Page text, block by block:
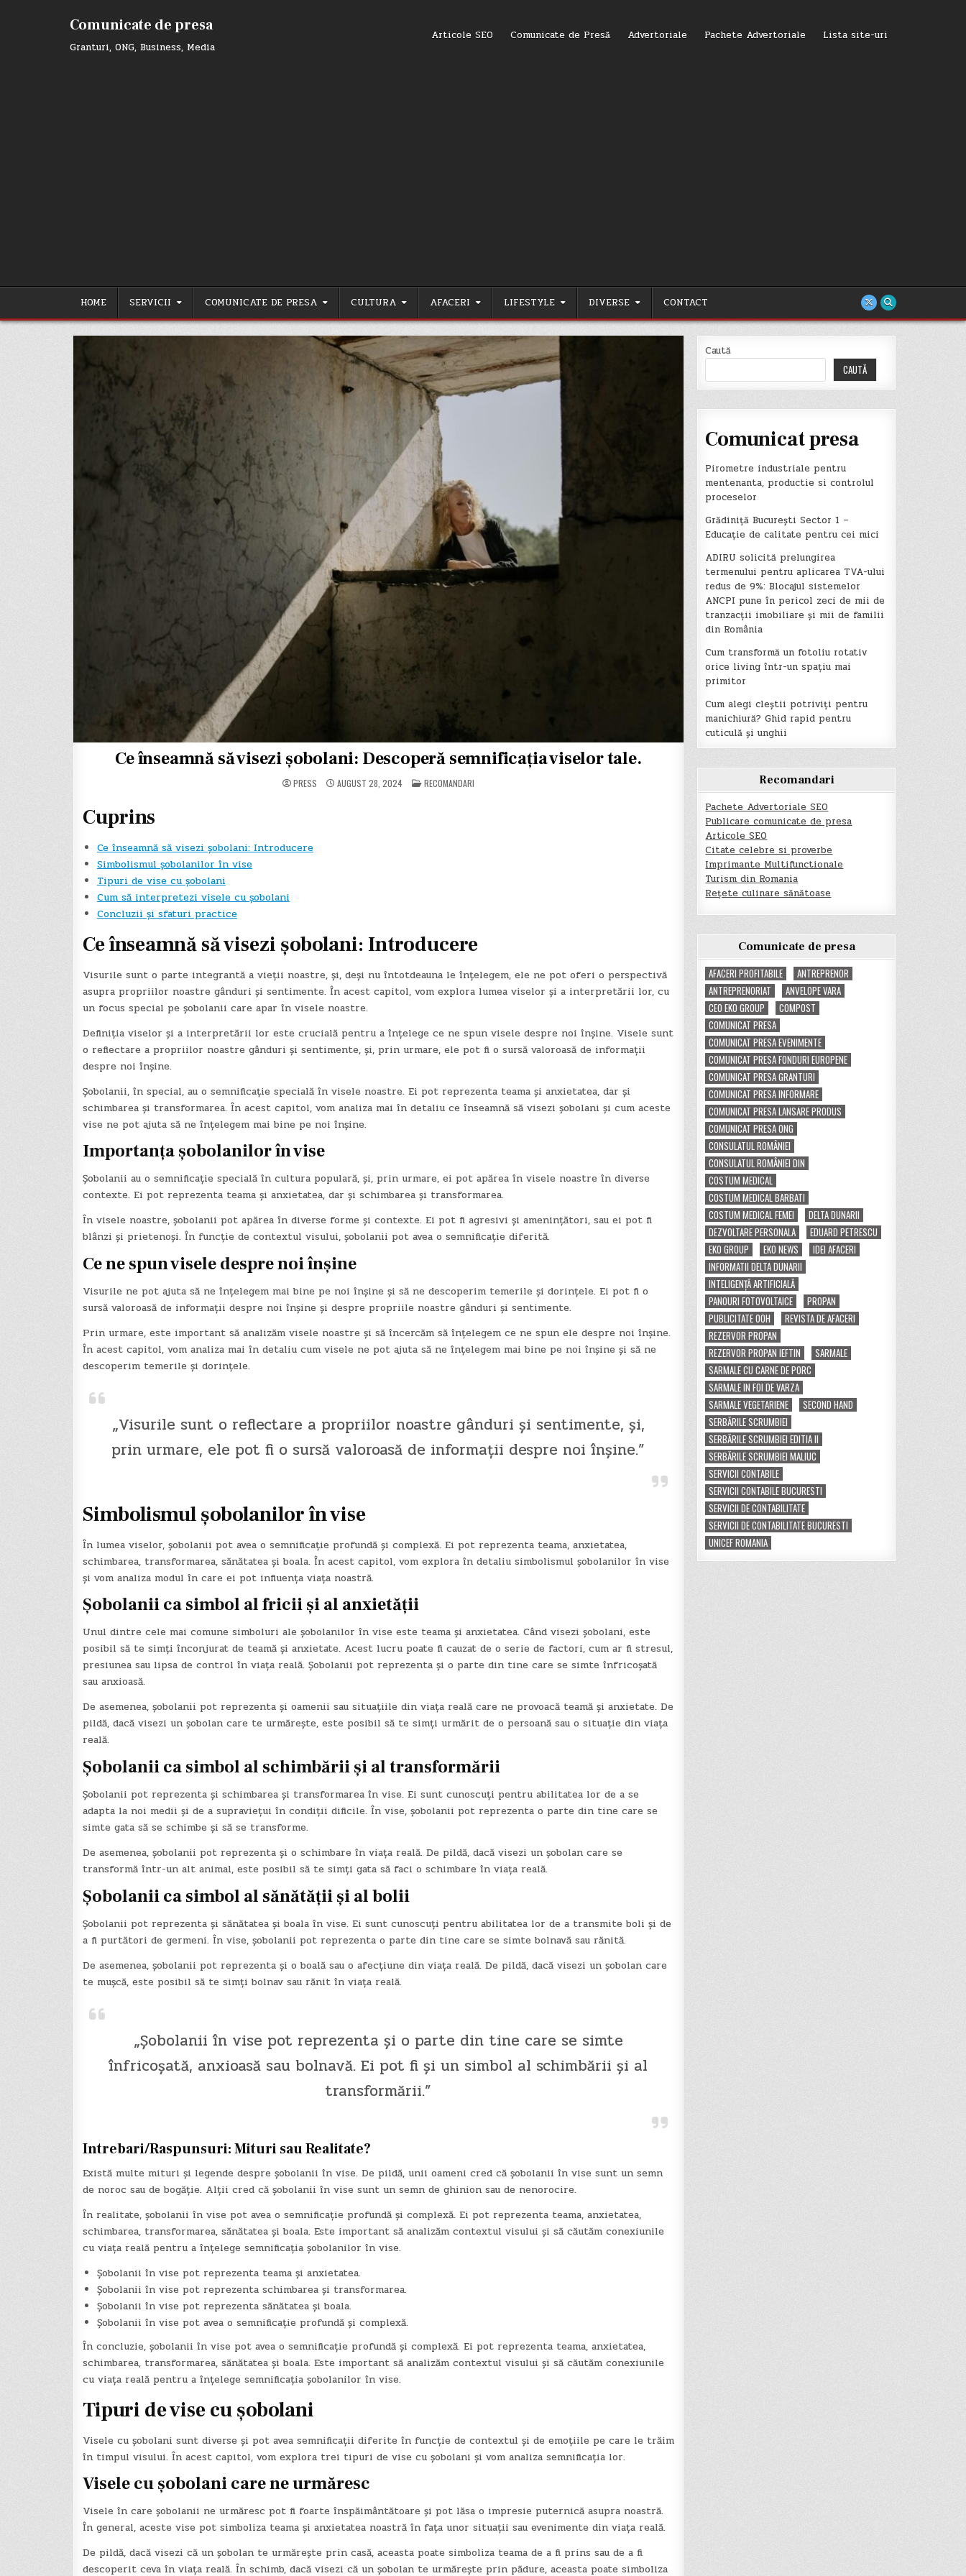
Comunicate de presa
Granturi, ONG, Business, Media
Articole SEO Comunicate de Presă Advertoriale Pachete Advertoriale Lista site-uri
HOME SERVICII COMUNICATE DE PRESA CULTURA AFACERI LIFESTYLE DIVERSE CONTACT
Ce înseamnă să visezi șobolani: Descoperă semnificația viselor tale.
PRESS AUGUST 28, 2024 POSTED
IN
RECOMANDARI
Cuprins
Ce înseamnă să visezi șobolani: Introducere
Simbolismul șobolanilor în vise
Tipuri de vise cu șobolani
Cum să interpretezi visele cu șobolani
Concluzii și sfaturi practice
Ce înseamnă să visezi șobolani: Introducere
Visurile sunt o parte integrantă a vieții noastre, și, deși nu întotdeauna le înțelegem, ele ne pot oferi o perspectivă
asupra propriilor noastre gânduri și sentimente. În acest capitol, vom explora lumea viselor și a interpretării lor, cu
un focus special pe șobolanii care apar în visele noastre.
Definiția viselor și a interpretării lor este crucială pentru a înțelege ce ne spun visele despre noi înșine. Visele sunt
o reflectare a propriilor noastre gânduri și sentimente, și, prin urmare, ele pot fi o sursă valoroasă de informații
despre noi înșine.
Șobolanii, în special, au o semnificație specială în visele noastre. Ei pot reprezenta teama și anxietatea, dar și
schimbarea și transformarea. În acest capitol, vom analiza mai în detaliu ce înseamnă să visezi șobolani și cum aceste
vise ne pot ajuta să ne înțelegem mai bine pe noi înșine.
Importanța șobolanilor în vise
Șobolanii au o semnificație specială în cultura populară, și, prin urmare, ei pot apărea în visele noastre în diverse
contexte. Ei pot reprezenta teama și anxietatea, dar și schimbarea și transformarea.
În visele noastre, șobolanii pot apărea în diverse forme și contexte. Ei pot fi agresivi și amenințători, sau ei pot fi
blânzi și prietenoși. În funcție de contextul visului, șobolanii pot avea o semnificație diferită.
Ce ne spun visele despre noi înșine
Visurile ne pot ajuta să ne înțelegem mai bine pe noi înșine și să ne descoperim temerile și dorințele. Ei pot fi o
sursă valoroasă de informații despre noi înșine și despre propriile noastre gânduri și sentimente.
Prin urmare, este important să analizăm visele noastre și să încercăm să înțelegem ce ne spun ele despre noi înșine.
În acest capitol, vom analiza mai în detaliu cum visele ne pot ajuta să ne înțelegem mai bine pe noi înșine și să ne
descoperim temerile și dorințele.
„Visurile sunt o reflectare a propriilor noastre gânduri și sentimente, și,
prin urmare, ele pot fi o sursă valoroasă de informații despre noi înșine.”
Simbolismul șobolanilor în vise
În lumea viselor, șobolanii pot avea o semnificație profundă și complexă. Ei pot reprezenta teama, anxietatea,
schimbarea, transformarea, sănătatea și boala. În acest capitol, vom explora în detaliu simbolismul șobolanilor în vise
și vom analiza modul în care ei pot influența viața noastră.
Șobolanii ca simbol al fricii și al anxietății
Unul dintre cele mai comune simboluri ale șobolanilor în vise este teama și anxietatea. Când visezi șobolani, este
posibil să te simți înconjurat de teamă și anxietate. Acest lucru poate fi cauzat de o serie de factori, cum ar fi stresul,
presiunea sau lipsa de control în viața reală. Șobolanii pot reprezenta și o parte din tine care se simte înfricoșată
sau anxioasă.
De asemenea, șobolanii pot reprezenta și oamenii sau situațiile din viața reală care ne provoacă teamă și anxietate. De
pildă, dacă visezi un șobolan care te urmărește, este posibil să te simți urmărit de o persoană sau o situație din viața
reală.
Șobolanii ca simbol al schimbării și al transformării
Șobolanii pot reprezenta și schimbarea și transformarea în vise. Ei sunt cunoscuți pentru abilitatea lor de a se
adapta la noi medii și de a supraviețui în condiții dificile. În vise, șobolanii pot reprezenta o parte din tine care se
simte gata să se schimbe și să se transforme.
De asemenea, șobolanii pot reprezenta și o schimbare în viața reală. De pildă, dacă visezi un șobolan care se
transformă într-un alt animal, este posibil să te simți gata să faci o schimbare în viața reală.
Șobolanii ca simbol al sănătății și al bolii
Șobolanii pot reprezenta și sănătatea și boala în vise. Ei sunt cunoscuți pentru abilitatea lor de a transmite boli și de
a fi purtători de germeni. În vise, șobolanii pot reprezenta o parte din tine care se simte bolnavă sau rănită.
De asemenea, șobolanii pot reprezenta și o boală sau o afecțiune din viața reală. De pildă, dacă visezi un șobolan care
te mușcă, este posibil să te simți bolnav sau rănit în viața reală.
„Șobolanii în vise pot reprezenta și o parte din tine care se simte
înfricoșată, anxioasă sau bolnavă. Ei pot fi și un simbol al schimbării și al
transformării.”
Intrebari/Raspunsuri: Mituri sau Realitate?
Există multe mituri și legende despre șobolanii în vise. De pildă, unii oameni cred că șobolanii în vise sunt un semn
de noroc sau de bogăție. Alții cred că șobolanii în vise sunt un semn de ghinion sau de nenorocire.
În realitate, șobolanii în vise pot avea o semnificație profundă și complexă. Ei pot reprezenta teama, anxietatea,
schimbarea, transformarea, sănătatea și boala. Este important să analizăm contextul visului și să căutăm conexiunile
cu viața reală pentru a înțelege semnificația șobolanilor în vise.
Șobolanii în vise pot reprezenta teama și anxietatea.
Șobolanii în vise pot reprezenta schimbarea și transformarea.
Șobolanii în vise pot reprezenta sănătatea și boala.
Șobolanii în vise pot avea o semnificație profundă și complexă.
În concluzie, șobolanii în vise pot avea o semnificație profundă și complexă. Ei pot reprezenta teama, anxietatea,
schimbarea, transformarea, sănătatea și boala. Este important să analizăm contextul visului și să căutăm conexiunile
cu viața reală pentru a înțelege semnificația șobolanilor în vise.
Tipuri de vise cu șobolani
Visele cu șobolani sunt diverse și pot avea semnificații diferite în funcție de contextul și de emoțiile pe care le trăim
în timpul visului. În acest capitol, vom explora trei tipuri de vise cu șobolani și vom analiza semnificația lor.
Visele cu șobolani care ne urmăresc
Visele în care șobolanii ne urmăresc pot fi foarte înspăimântătoare și pot lăsa o impresie puternică asupra noastră.
În general, aceste vise pot simboliza teama și anxietatea noastră în fața unor situații sau evenimente din viața reală.
De pildă, dacă visezi că un șobolan te urmărește prin casă, aceasta poate simboliza teama de a fi prins sau de a fi
descoperit ceva în viața reală. În schimb, dacă visezi că un șobolan te urmărește prin pădure, aceasta poate simboliza
Caută
CAUTĂ
Comunicat presa
Pirometre industriale pentru
mentenanta, productie si controlul
proceselor
Grădiniță București Sector 1 –
Educație de calitate pentru cei mici
ADIRU solicită prelungirea
termenului pentru aplicarea TVA-ului
redus de 9%: Blocajul sistemelor
ANCPI pune în pericol zeci de mii de
tranzacții imobiliare și mii de familii
din România
Cum transformă un fotoliu rotativ
orice living într-un spațiu mai
primitor
Cum alegi cleștii potriviți pentru
manichiură? Ghid rapid pentru
cuticulă și unghii
Recomandari
Pachete Advertoriale SEO
Publicare comunicate de presa
Articole SEO
Citate celebre si proverbe
Imprimante Multifunctionale
Turism din Romania
Rețete culinare sănătoase
Comunicate de presa
AFACERI PROFITABILE
ANTREPRENOR
ANTREPRENORIAT
ANVELOPE VARA
CEO EKO GROUP
COMPOST
COMUNICAT PRESA
COMUNICAT PRESA EVENIMENTE
COMUNICAT PRESA FONDURI EUROPENE
COMUNICAT PRESA GRANTURI
COMUNICAT PRESA INFORMARE
COMUNICAT PRESA LANSARE PRODUS
COMUNICAT PRESA ONG
CONSULATUL ROMÂNIEI
CONSULATUL ROMÂNIEI DIN
COSTUM MEDICAL
COSTUM MEDICAL BARBATI
COSTUM MEDICAL FEMEI
DELTA DUNARII
DEZVOLTARE PERSONALA
EDUARD PETRESCU
EKO GROUP
EKO NEWS
IDEI AFACERI
INFORMATII DELTA DUNARII
INTELIGENȚĂ ARTIFICIALĂ
PANOURI FOTOVOLTAICE
PROPAN
PUBLICITATE OOH
REVISTA DE AFACERI
REZERVOR PROPAN
REZERVOR PROPAN IEFTIN
SARMALE
SARMALE CU CARNE DE PORC
SARMALE IN FOI DE VARZA
SARMALE VEGETARIENE
SECOND HAND
SERBĂRILE SCRUMBIEI
SERBĂRILE SCRUMBIEI EDITIA II
SERBĂRILE SCRUMBIEI MALIUC
SERVICII CONTABILE
SERVICII CONTABILE BUCURESTI
SERVICII DE CONTABILITATE
SERVICII DE CONTABILITATE BUCURESTI
UNICEF ROMANIA